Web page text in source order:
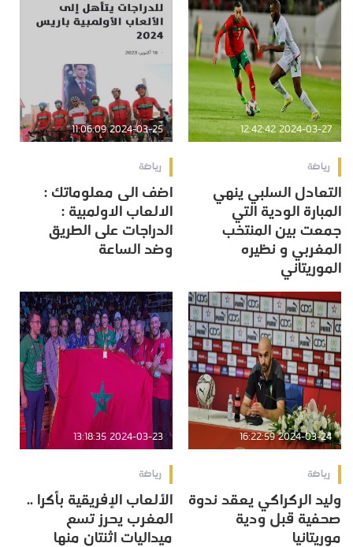
2024-03-27 12:42:42
رياضة
التعادل السلبي ينهي
المبارة الودية التي
جمعت بين المنتخب
المغربي و نظيره
الموريتاني
2024-03-25 11:06:09
رياضة
اضف الى معلوماتك :
الالعاب الاولمبية :
الدراجات على الطريق
وضد الساعة
2024-03-24 16:22:59
رياضة
وليد الركراكي يعقد ندوة
صحفية قبل ودية
موريتانيا
2024-03-23 13:18:35
رياضة
الألعاب الإفريقية بأكرا ..
المغرب يحرز تسع
ميداليات اثنتان منها